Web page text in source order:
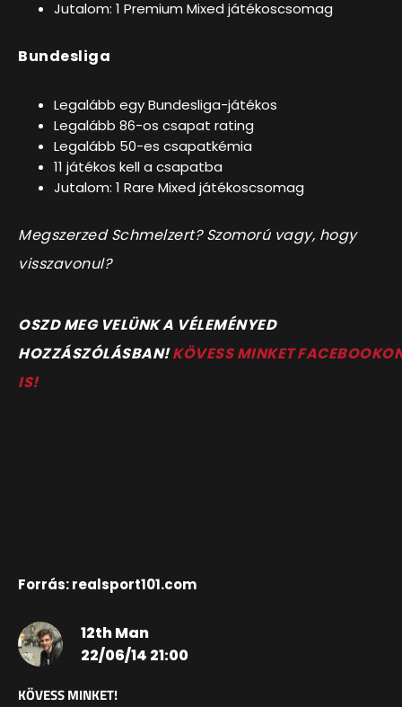
Jutalom: 1 Premium Mixed játékoscsomag
Bundesliga
Legalább egy Bundesliga-játékos
Legalább 86-os csapat rating
Legalább 50-es csapatkémia
11 játékos kell a csapatba
Jutalom: 1 Rare Mixed játékoscsomag
Megszerzed Schmelzert? Szomorú vagy, hogy
visszavonul?
OSZD MEG VELÜNK A VÉLEMÉNYED
HOZZÁSZÓLÁSBAN!KÖVESS MINKET
IS!
Forrás: realsport101.com
12th Man
22/06/14 21:00
KÖVESS MINKET!